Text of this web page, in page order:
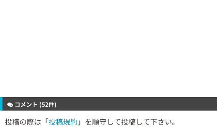
コメント (52件)
投稿の際は「投稿規約 」を順守して投稿して下さい。